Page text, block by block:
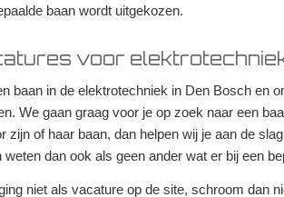
baan wordt uitgekozen.
voor
baan in de elektrotechniek in Den Bosch en
We gaan graag voor je op zoek naar een
zijn of haar baan, dan helpen wij je aan de
dan ook als geen ander wat er bij een
niet als vacature op de site, schroom dan